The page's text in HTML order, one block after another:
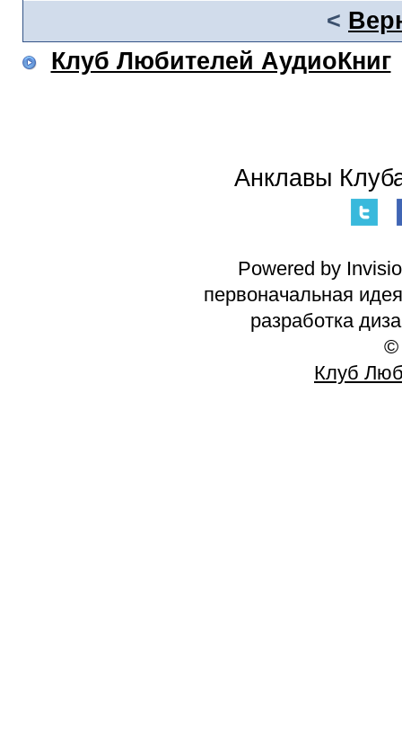
<
Клуб Любителей АудиоКниг
Анклавы
Powered by
первоначальная
разработка
©
Клуб